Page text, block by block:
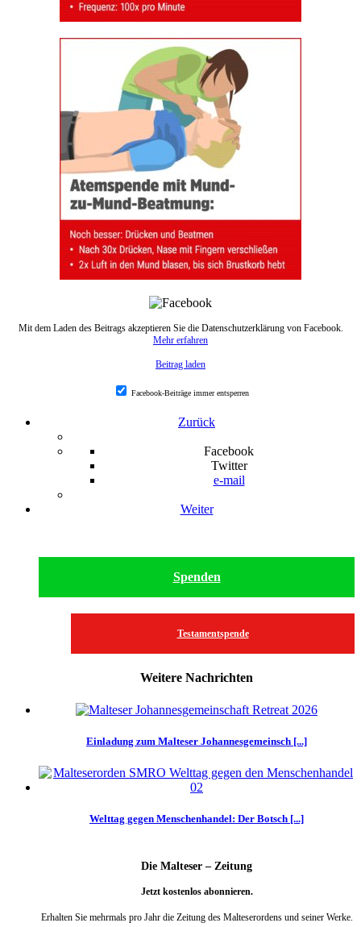
Mit dem Laden des Beitrags akzeptieren Sie die Datenschutzerklärung von Facebook.
Mehr erfahren
Beitrag laden
Facebook-Beiträge immer entsperren
Zurück
Facebook
Twitter
e-mail
Weiter
Spenden
Testamentspende
Weitere Nachrichten
Einladung zum Malteser Johannesgemeinsch [...]
Welttag gegen Menschenhandel: Der Botsch [...]
Die Malteser – Zeitung
Jetzt kostenlos abonnieren.
Erhalten Sie mehrmals pro Jahr die Zeitung des Malteserordens und seiner Werke.